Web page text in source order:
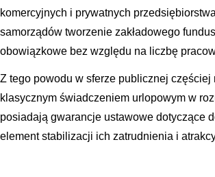
komercyjnych i prywatnych
samorządów tworzenie zakładowego
obowiązkowe bez względu na liczbę
Z tego powodu w sferze publicznej
klasycznym świadczeniem urlopowym w
posiadają gwarancje ustawowe dotyczące
element stabilizacji ich zatrudnienia i